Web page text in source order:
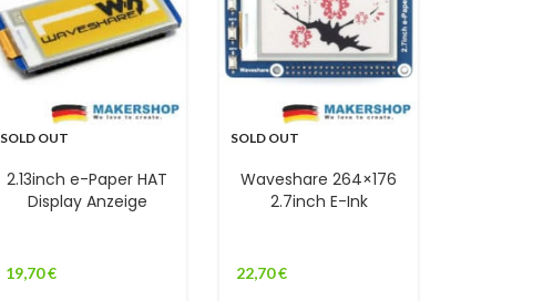
SOLD OUT
2.13inch e-Paper HAT
Display Anzeige
19,70€
SOLD OUT
Waveshare 264×176
2.7inch E-Ink
22,70€